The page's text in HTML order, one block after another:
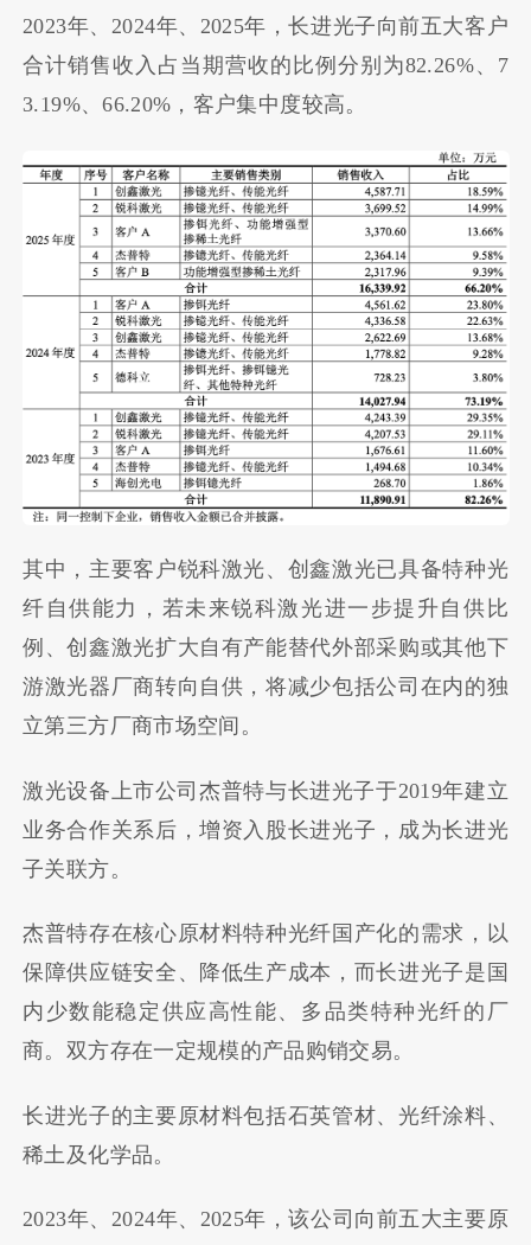
2023年、2024年、2025年，长进光子向前五大客户
合计销售收入占当期营收的比例分别为82.26%、7
3.19%、66.20%，客户集中度较高。
其中，主要客户锐科激光、创鑫激光已具备特种光
纤自供能力，若未来锐科激光进一步提升自供比
例、创鑫激光扩大自有产能替代外部采购或其他下
游激光器厂商转向自供，将减少包括公司在内的独
立第三方厂商市场空间。
激光设备上市公司杰普特与长进光子于2019年建立
业务合作关系后，增资入股长进光子，成为长进光
子关联方。
杰普特存在核心原材料特种光纤国产化的需求，以
保障供应链安全、降低生产成本，而长进光子是国
内少数能稳定供应高性能、多品类特种光纤的厂
商。双方存在一定规模的产品购销交易。
长进光子的主要原材料包括石英管材、光纤涂料、
稀土及化学品。
2023年、2024年、2025年，该公司向前五大主要原